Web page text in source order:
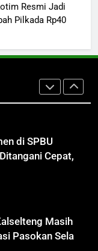
Resmi Jadi
Pilkada Rp40
di SPBU
Cepat,
Pelayanan
Masih
Pasokan Selama
Antrean di